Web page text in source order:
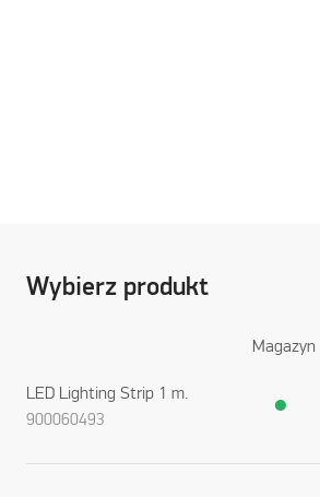
Wybierz produkt
Magazyn
LED Lighting Strip 1 m.
900060493
●